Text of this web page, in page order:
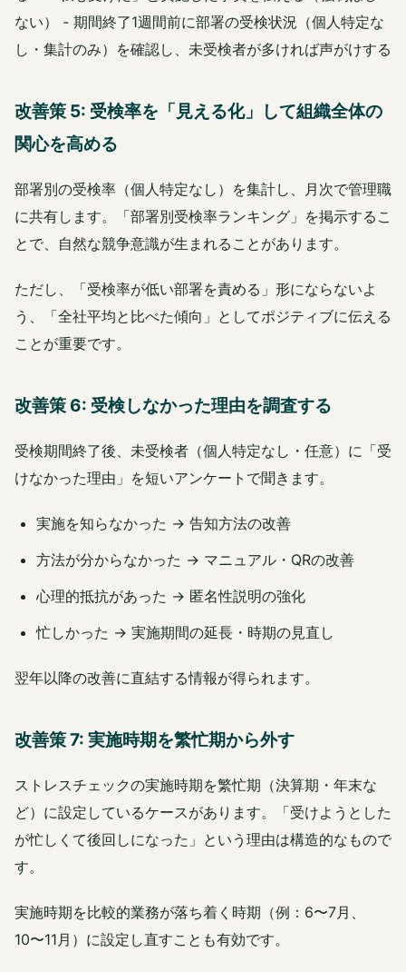
ない） - 期間終了1週間前に部署の受検状況（個人特定な
し・集計のみ）を確認し、未受検者が多ければ声がけする
改善策 5: 受検率を「見える化」して組織全体の
関心を高める
部署別の受検率（個人特定なし）を集計し、月次で管理職
に共有します。「部署別受検率ランキング」を掲示するこ
とで、自然な競争意識が生まれることがあります。
ただし、「受検率が低い部署を責める」形にならないよ
う、「全社平均と比べた傾向」としてポジティブに伝える
ことが重要です。
改善策 6: 受検しなかった理由を調査する
受検期間終了後、未受検者（個人特定なし・任意）に「受
けなかった理由」を短いアンケートで聞きます。
実施を知らなかった → 告知方法の改善
方法が分からなかった → マニュアル・QRの改善
心理的抵抗があった → 匿名性説明の強化
忙しかった → 実施期間の延長・時期の見直し
翌年以降の改善に直結する情報が得られます。
改善策 7: 実施時期を繁忙期から外す
ストレスチェックの実施時期を繁忙期（決算期・年末な
ど）に設定しているケースがあります。「受けようとした
が忙しくて後回しになった」という理由は構造的なもので
す。
実施時期を比較的業務が落ち着く時期（例：6〜7月、
10〜11月）に設定し直すことも有効です。